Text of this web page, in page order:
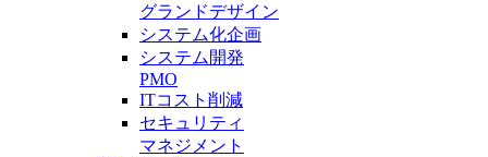
グランドデザイン
システム化企画
システム開発
PMO
ITコスト削減
セキュリティ
マネジメント